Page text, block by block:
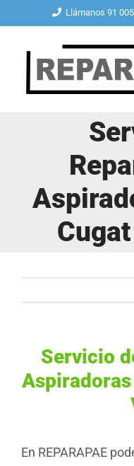
contenido
Llámanos 91
Servicio
Aspiradoras
En REPARAPAE